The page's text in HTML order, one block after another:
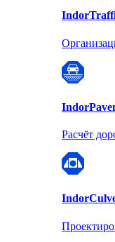
Indor
Indor
Расчёт
Indor